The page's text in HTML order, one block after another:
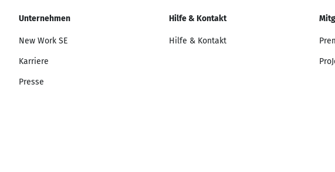
Unternehmen
New Work SE
Karriere
Presse
Hilfe & Kontakt
Hilfe & Kontakt